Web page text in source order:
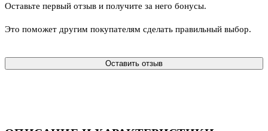
Оставьте первый отзыв и получите за него бонусы.
Это поможет другим покупателям сделать правильный выбор.
Оставить отзыв